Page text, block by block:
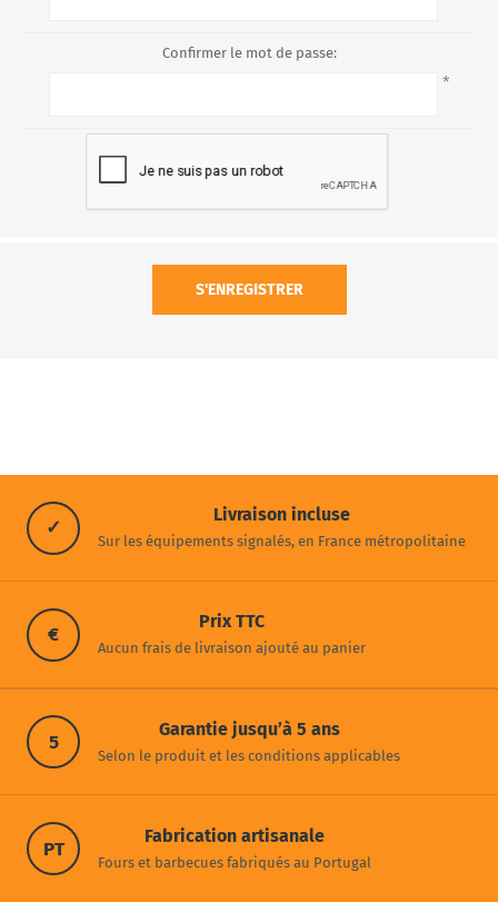
Confirmer le mot de passe:
*
S'ENREGISTRER
✓
Livraison incluse
Sur les équipements signalés, en France métropolitaine
€
Prix TTC
Aucun frais de livraison ajouté au panier
5
Garantie jusqu’à 5 ans
Selon le produit et les conditions applicables
PT
Fabrication artisanale
Fours et barbecues fabriqués au Portugal